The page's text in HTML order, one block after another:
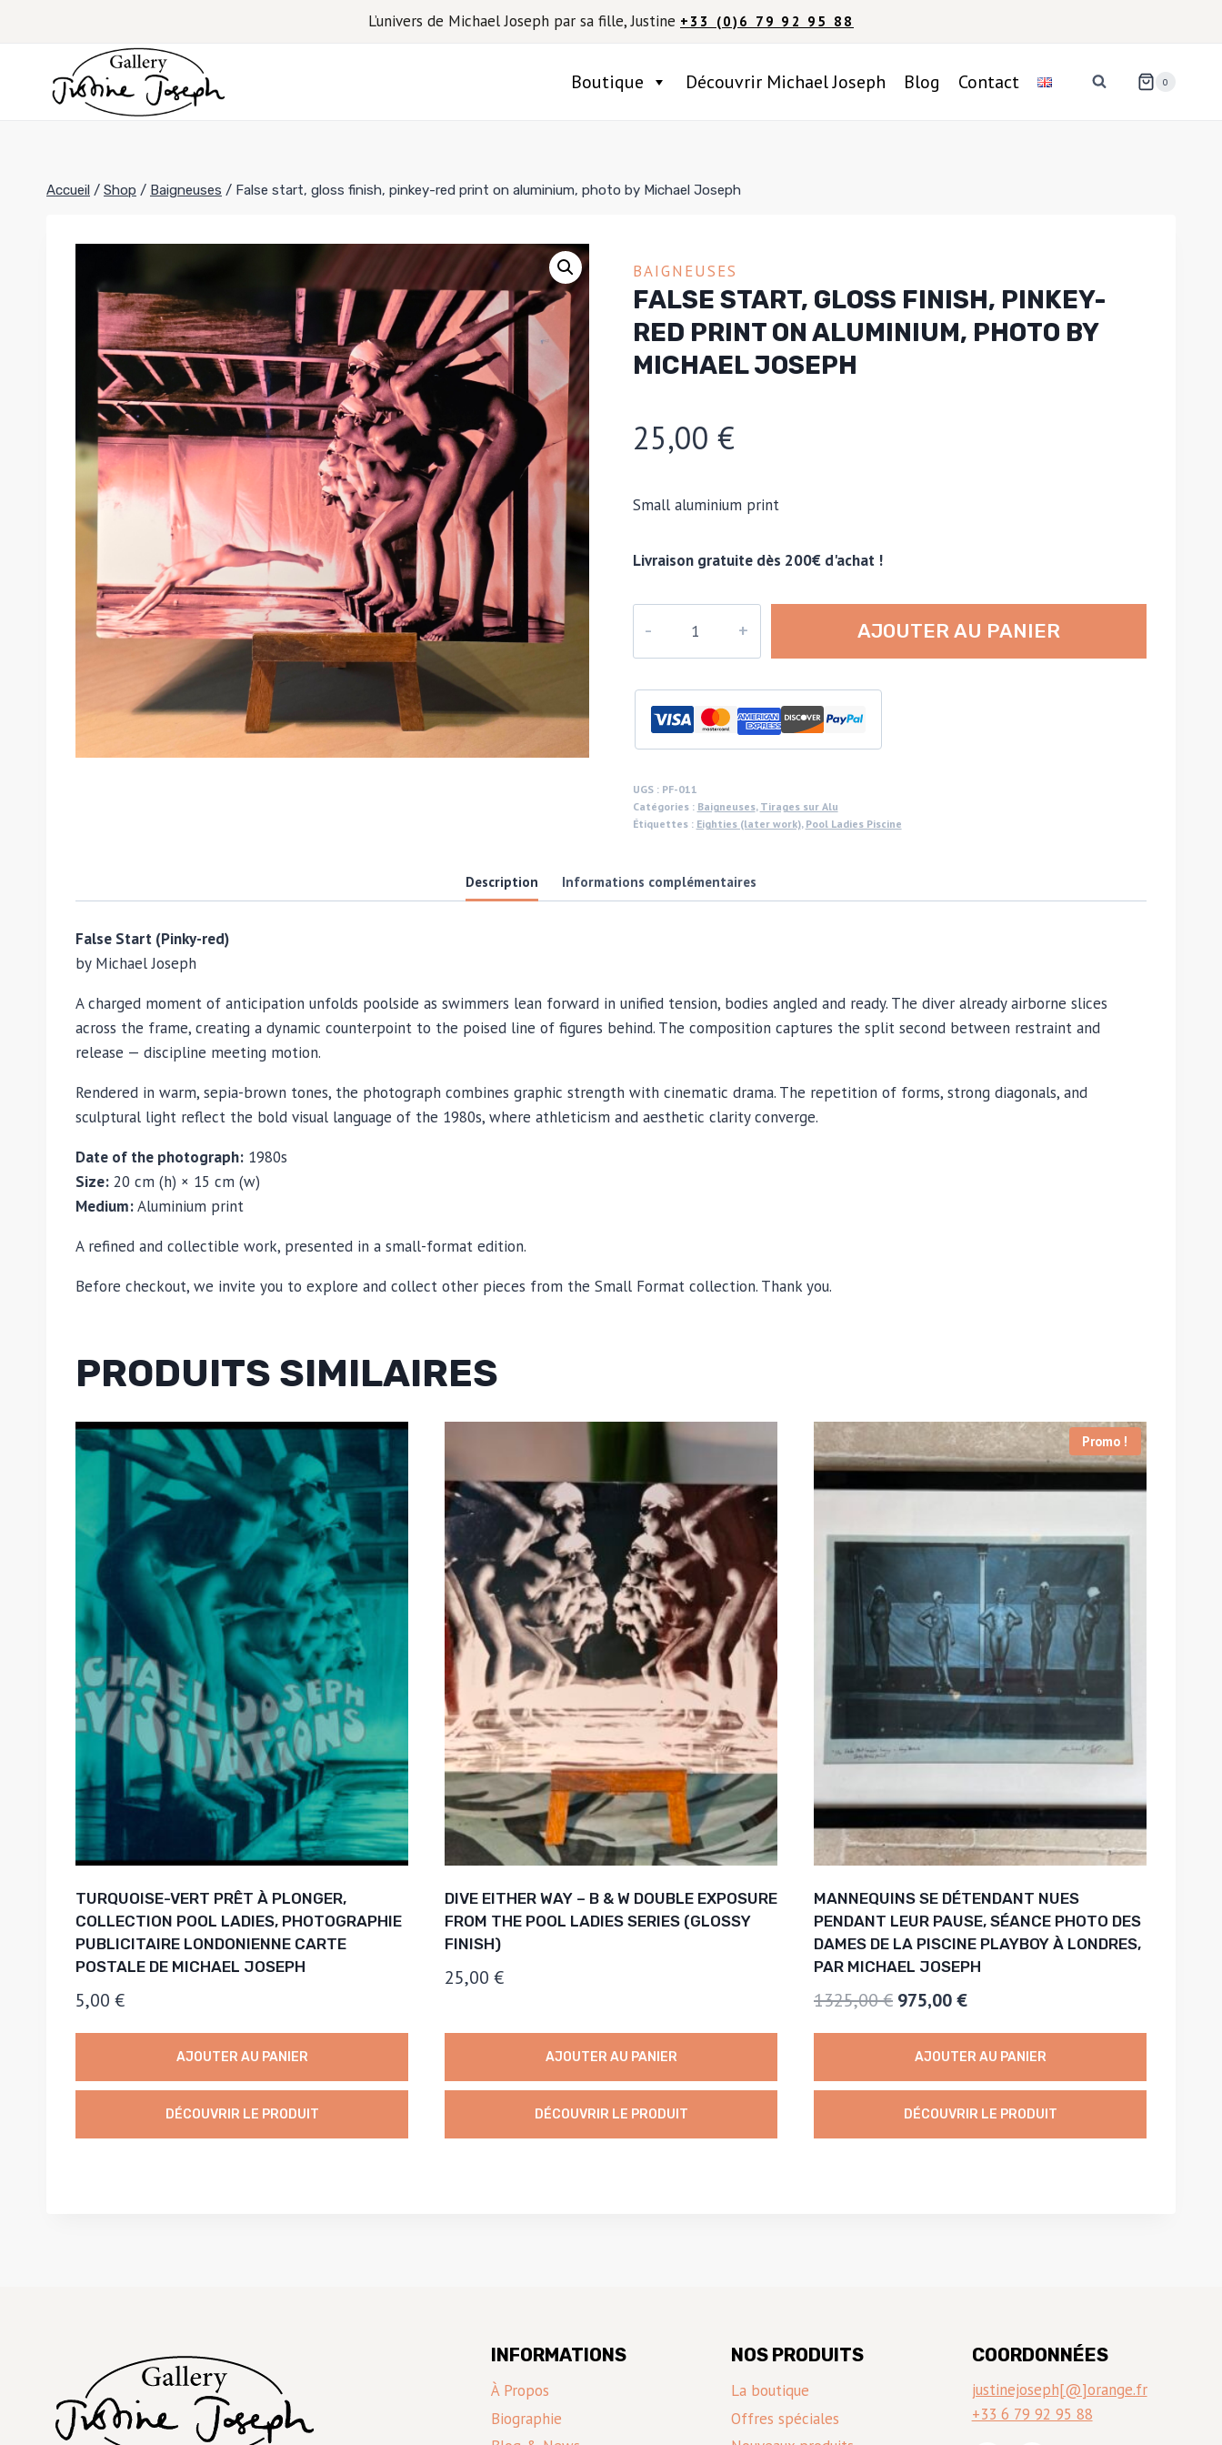
L’univers de Michael Joseph par sa fille, Justine +33 (0)6 79 92 95 88
Boutique Découvrir Michael Joseph Blog Contact 0
Accueil / Shop / Baigneuses / False start, gloss finish, pinkey-red print on aluminium, photo by Michael Joseph
BAIGNEUSES
FALSE START, GLOSS FINISH, PINKEY-
RED PRINT ON ALUMINIUM, PHOTO BY
MICHAEL JOSEPH
25,00 €
Small aluminium print
Livraison gratuite dès 200€ d'achat !
False
start,
gloss
finish,
red
print
photo
AJOUTER AU PANIER
UGS : PF-011
Catégories : Baigneuses, Tirages sur Alu
Étiquettes : Eighties (later work), Pool Ladies Piscine
Description Informations complémentaires
False Start (Pinky-red)
by Michael Joseph
A charged moment of anticipation unfolds poolside as swimmers lean forward in unified tension, bodies angled and ready. The diver already airborne slices
across the frame, creating a dynamic counterpoint to the poised line of figures behind. The composition captures the split second between restraint and
release — discipline meeting motion.
Rendered in warm, sepia-brown tones, the photograph combines graphic strength with cinematic drama. The repetition of forms, strong diagonals, and
sculptural light reflect the bold visual language of the 1980s, where athleticism and aesthetic clarity converge.
Date of the photograph: 1980s
Size: 20 cm (h) × 15 cm (w)
Medium:Aluminium print
A refined and collectible work, presented in a small-format edition.
Before checkout, we invite you to explore and collect other pieces from the Small Format collection. Thank you.
PRODUITS SIMILAIRES
TURQUOISE-VERT PRÊT À PLONGER,
COLLECTION POOL LADIES, PHOTOGRAPHIE
PUBLICITAIRE LONDONIENNE CARTE
POSTALE DE MICHAEL JOSEPH
5,00 €
AJOUTER AU PANIER
DÉCOUVRIR LE PRODUIT
DIVE EITHER WAY – B & W DOUBLE EXPOSURE
FROM THE POOL LADIES SERIES (GLOSSY
FINISH)
25,00 €
AJOUTER AU PANIER
DÉCOUVRIR LE PRODUIT
Promo !
MANNEQUINS SE DÉTENDANT NUES
PENDANT LEUR PAUSE, SÉANCE PHOTO DES
DAMES DE LA PISCINE PLAYBOY À LONDRES,
PAR MICHAEL JOSEPH
1325,00€ Le
prix
initial
était :
1325,00 €.
975,00€Le
prix
actuel
est :
975,00 €.
AJOUTER AU PANIER
DÉCOUVRIR LE PRODUIT
INFORMATIONS
À Propos
Biographie
NOS PRODUITS
La boutique
Offres spéciales
COORDONNÉES
justinejoseph[@]orange.fr
+33 6 79 92 95 88